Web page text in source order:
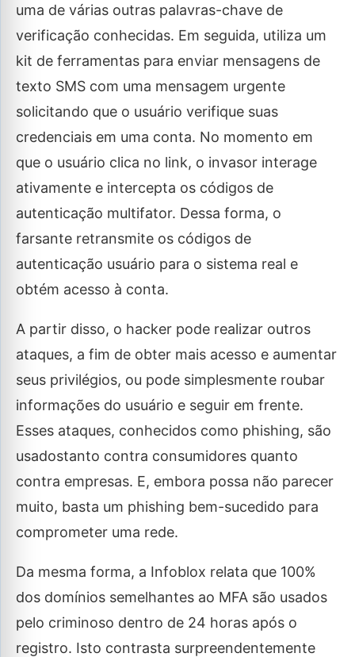
uma de várias outras palavras-chave de
verificação conhecidas. Em seguida, utiliza um
kit de ferramentas para enviar mensagens de
texto SMS com uma mensagem urgente
solicitando que o usuário verifique suas
credenciais em uma conta. No momento em
que o usuário clica no link, o invasor interage
ativamente e intercepta os códigos de
autenticação multifator. Dessa forma, o
farsante retransmite os códigos de
autenticação usuário para o sistema real e
obtém acesso à conta.
A partir disso, o hacker pode realizar outros
ataques, a fim de obter mais acesso e aumentar
seus privilégios, ou pode simplesmente roubar
informações do usuário e seguir em frente.
Esses ataques, conhecidos como phishing, são
usadostanto contra consumidores quanto
contra empresas. E, embora possa não parecer
muito, basta um phishing bem-sucedido para
comprometer uma rede.
Da mesma forma, a Infoblox relata que 100%
dos domínios semelhantes ao MFA são usados
pelo criminoso dentro de 24 horas após o
registro. Isto contrasta surpreendentemente